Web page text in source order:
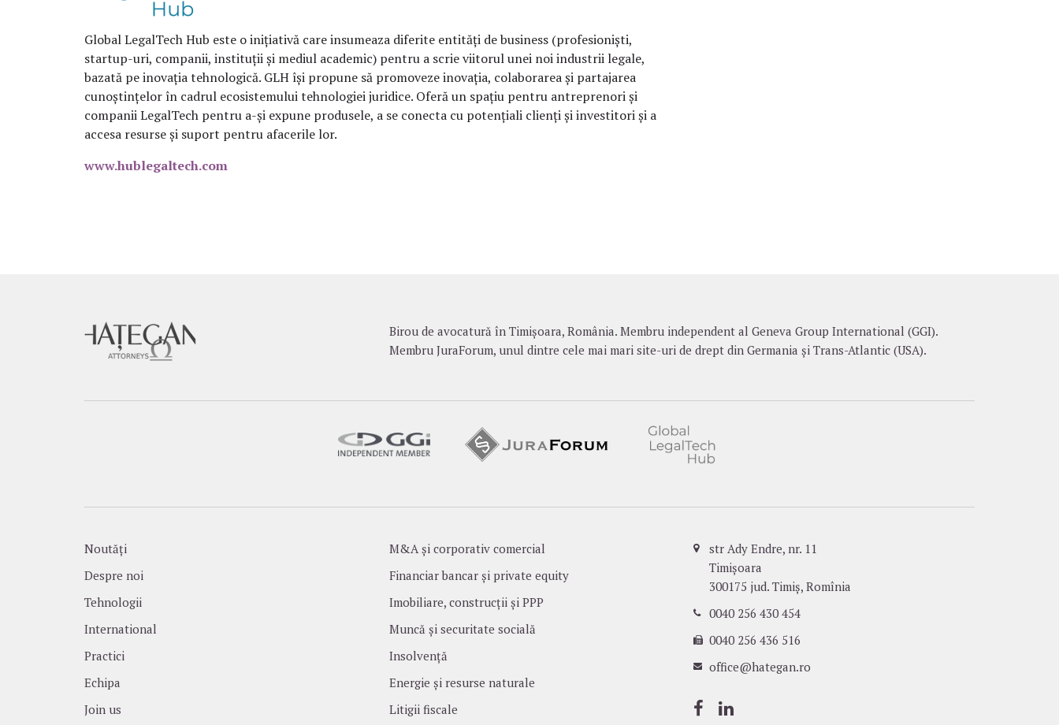
Global LegalTech Hub este o inițiativă care insumeaza diferite entități de business (profesioniști,
startup-uri, companii, instituții și mediul academic) pentru a scrie viitorul unei noi industrii legale,
bazată pe inovația tehnologică. GLH își propune să promoveze inovația, colaborarea și partajarea
cunoștințelor în cadrul ecosistemului tehnologiei juridice. Oferă un spațiu pentru antreprenori și
companii LegalTech pentru a-și expune produsele, a se conecta cu potențiali clienți și investitori și a
accesa resurse și suport pentru afacerile lor.
www.hublegaltech.com
Birou de avocatură în Timișoara, România. Membru independent al Geneva Group International (GGI).
Membru JuraForum, unul dintre cele mai mari site-uri de drept din Germania și Trans-Atlantic (USA).
Noutăți
Despre noi
Tehnologii
International
Practici
Echipa
Join us
M&A și corporativ comercial
Financiar bancar și private equity
Imobiliare, construcții și PPP
Muncă și securitate socială
Insolvență
Energie și resurse naturale
Litigii fiscale
str Ady Endre, nr. 11
Timișoara
300175 jud. Timiș, Romînia
0040 256 430 454
0040 256 436 516
office@hategan.ro